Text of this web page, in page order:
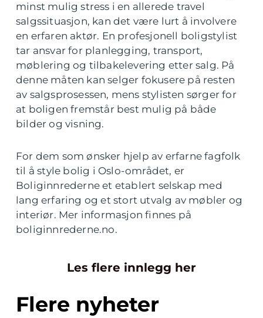
minst mulig stress i en allerede travel
salgssituasjon, kan det være lurt å involvere
en erfaren aktør. En profesjonell boligstylist
tar ansvar for planlegging, transport,
møblering og tilbakelevering etter salg. På
denne måten kan selger fokusere på resten
av salgsprosessen, mens stylisten sørger for
at boligen fremstår best mulig på både
bilder og visning.
For dem som ønsker hjelp av erfarne fagfolk
til å style bolig i Oslo-området, er
Boliginnrederne et etablert selskap med
lang erfaring og et stort utvalg av møbler og
interiør. Mer informasjon finnes på
boliginnrederne.no.
Les flere innlegg her
Flere nyheter